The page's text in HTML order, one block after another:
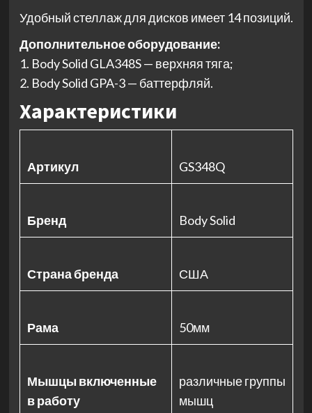
Удобный стеллаж для дисков имеет 14 позиций.
Дополнительное оборудование:
1. Body Solid GLA348S — верхняя тяга;
2. Body Solid GPA-3 — баттерфляй.
Характеристики
Артикул GS348Q
Бренд Body Solid
Страна бренда США
Рама 50мм
Мышцы включенные
в работу
различные группы
мышц